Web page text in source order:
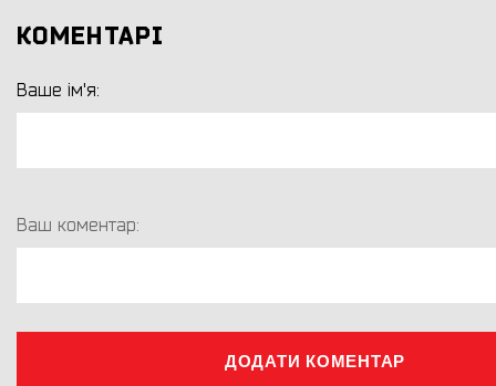
КОМЕНТАРІ
Ваше ім'я:
Ваш коментар:
ДОДАТИ КОМЕНТАР